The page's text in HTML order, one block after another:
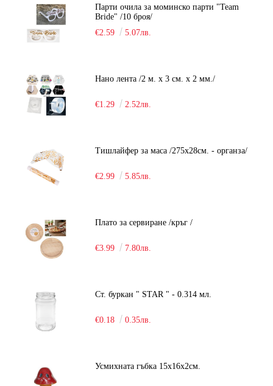
Парти очила за моминско парти "Team
Bride" /10 броя/
€2.59
5.07лв.
Нано лента /2 м. х 3 см. х 2 мм./
€1.29 2.52лв.
Тишлайфер за маса /275х28см. - органза/
€2.99 5.85лв.
Плато за сервиране /кръг /
€3.99 7.80лв.
Ст. буркан " STAR " - 0.314 мл.
€0.18 0.35лв.
Усмихната гъбка 15х16х2см.